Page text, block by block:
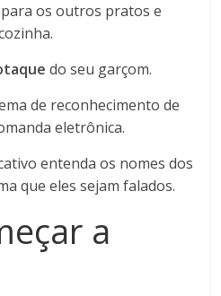
os outros pratos e
do seu garçom.
de reconhecimento de
eletrônica.
entenda os nomes dos
que eles sejam falados.
a